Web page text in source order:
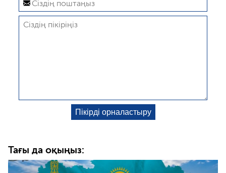
Тағы да оқыңыз: